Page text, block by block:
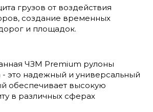
грузов от воздействия
создание временных
и площадок.
ЧЗМ Premium рулоны
это надежный и универсальный
обеспечивает высокую
в различных сферах